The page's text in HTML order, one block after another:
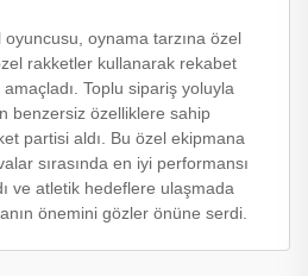
oynama tarzına özel
rakketler kullanarak rekabet
Toplu sipariş yoluyla
benzersiz özelliklere sahip
partisi aldı. Bu özel ekipmana
sırasında en iyi performansı
ve atletik hedeflere ulaşmada
önemini gözler önüne serdi.